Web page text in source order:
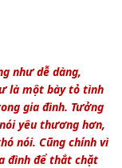
như dễ dàng,
là một bày tỏ tình
gia đình. Tưởng
yêu thương hơn,
nói. Cũng chính vì
đình để thắt chặt